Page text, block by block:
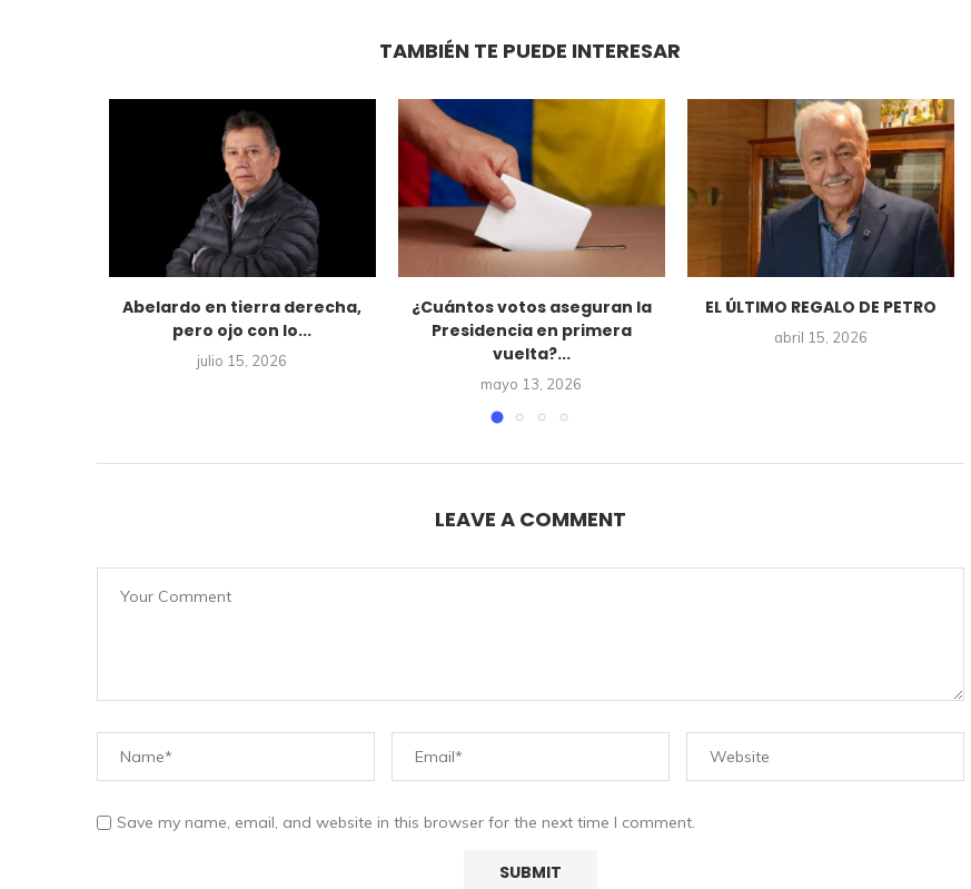
TAMBIÉN TE PUEDE INTERESAR
Abelardo en tierra derecha,
pero ojo con lo...
julio 15, 2026
¿Cuántos votos aseguran la
Presidencia en primera
vuelta?...
mayo 13, 2026
EL ÚLTIMO REGALO DE PETRO
abril 15, 2026
LEAVE A COMMENT
Save my name, email, and website in this browser for the next time I comment.